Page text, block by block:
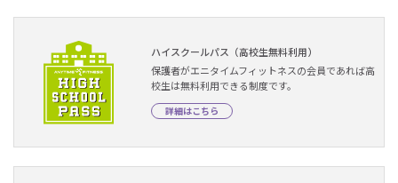
ハイスクールパス（高校生無料利用）
保護者がエニタイムフィットネスの会員であれば高
校生は無料利用できる制度です。
詳細はこちら